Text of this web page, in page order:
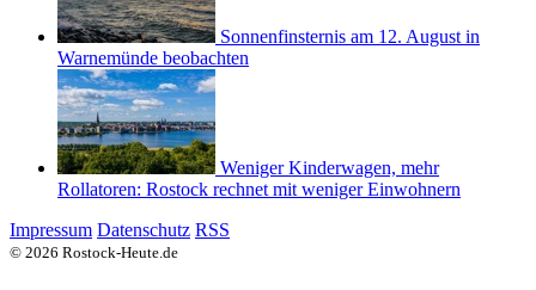
Sonnenfinsternis am 12. August in
Warnemünde beobachten
Weniger Kinderwagen, mehr
Rollatoren: Rostock rechnet mit weniger Einwohnern
Impressum Datenschutz RSS
© 2026 Rostock-Heute.de